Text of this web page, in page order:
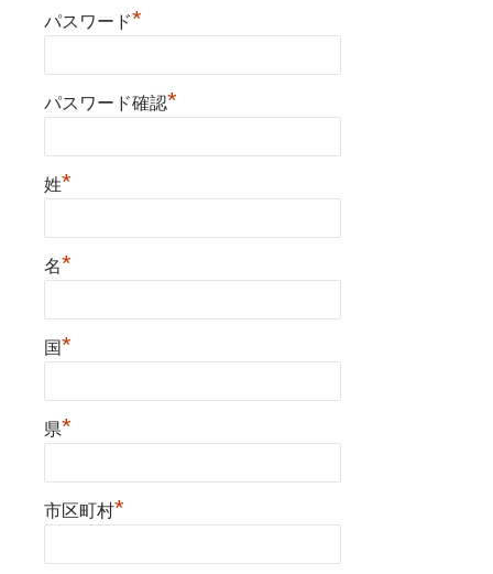
パスワード*
パスワード確認*
姓*
名*
国*
県*
市区町村*